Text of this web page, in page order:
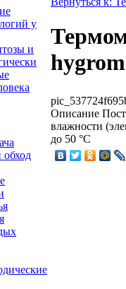
у
и
Описание
влажности
до 50 °C